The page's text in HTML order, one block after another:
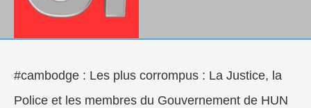
#cambodge : Les plus corrompus : La Justice, la
Police et les membres du Gouvernement de HUN